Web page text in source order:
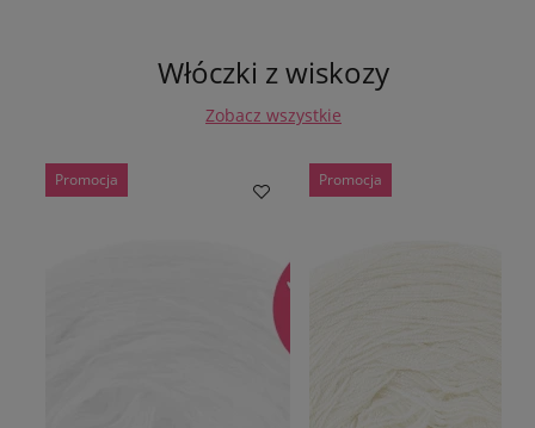
Włóczki z wiskozy
Zobacz wszystkie
Promocja Promocja